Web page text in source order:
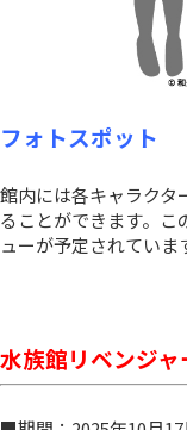
フォトスポット
館内には各キャラクタ
ることができます。こ
ューが予定されていま
水族館リベンジャ